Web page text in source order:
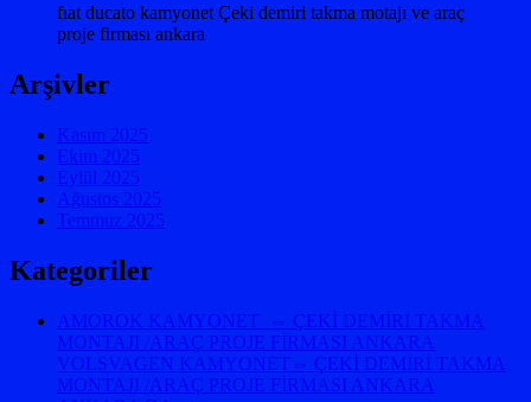
fıat ducato kamyonet Çeki demiri takma motajı ve araç
proje firması ankara
Arşivler
Kasım 2025
Ekim 2025
Eylül 2025
Ağustos 2025
Temmuz 2025
Kategoriler
AMOROK KAMYONET ⇔ ÇEKİ DEMİRİ TAKMA
MONTAJI /ARAÇ PROJE FİRMASI ANKARA
VOLSVAGEN KAMYONET⇔ ÇEKİ DEMİRİ TAKMA
MONTAJI /ARAÇ PROJE FİRMASI ANKARA